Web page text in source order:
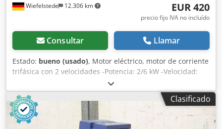
Wiefelstede 12.306 km EUR 420
precio fijo IVA no incluído
Consultar Llamar
Estado: bueno (usado), Motor eléctrico, motor de corriente
trifásica con 2 velocidades -Potencia: 2/6 kW -Velocidad:
965/1455 rpm -Eje: Ø 38 mm -Tipo de construcción: B3 -
Conmutable por polos -Grado de protección: IP 54
Csdpfxocnf Hno Akborf -Cantidad: 3 unidades disponibles -
Precio: por unidad -Dimensiones: 480/320/A260 mm -Peso:
69 kg
Clasificado